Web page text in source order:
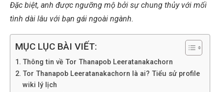
Đặc biệt, anh được ngưỡng mộ bởi sự chung thủy với mối
tình dài lâu với bạn gái ngoài ngành.
MỤC LỤC BÀI VIẾT:
Thông tin về Tor Thanapob Leeratanakachorn
Tor Thanapob Leeratanakachorn là ai? Tiểu sử profile
wiki lý lịch